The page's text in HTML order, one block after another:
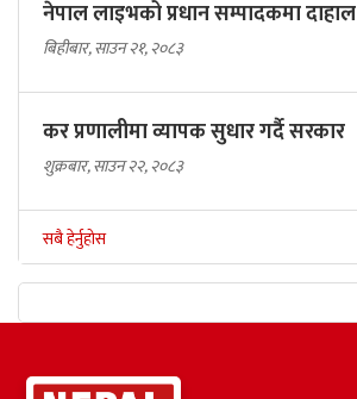
नेपाल लाइभको प्रधान सम्पादकमा दाहाल
बिहीबार, साउन २१, २०८३
कर प्रणालीमा व्यापक सुधार गर्दै सरकार
शुक्रबार, साउन २२, २०८३
सबै हेर्नुहोस